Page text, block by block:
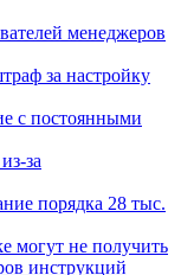
менеджеров
за настройку
с постоянными
за
порядка 28 тыс.
могут не получить
инструкций